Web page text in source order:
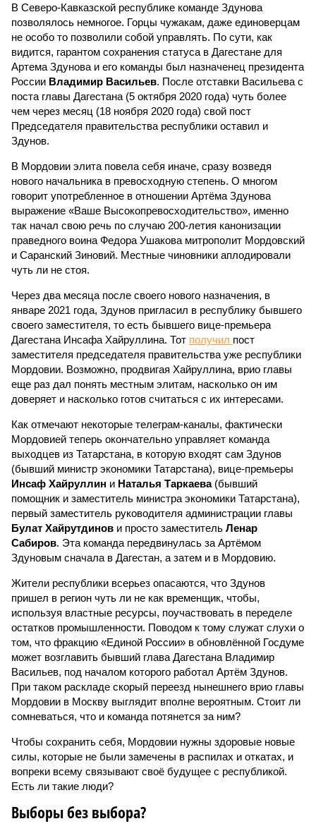
В Северо-Кавказской республике команде Здунова
позволялось немногое. Горцы чужакам, даже единоверцам
не особо то позволили собой управлять. По сути, как
видится, гарантом сохранения статуса в Дагестане для
Артема Здунова и его команды был назначенец президента
России Владимир Васильев. После отставки Васильева с
поста главы Дагестана (5 октября 2020 года) чуть более
чем через месяц (18 ноября 2020 года) свой пост
Председателя правительства республики оставил и
Здунов.
В Мордовии элита повела себя иначе, сразу возведя
нового начальника в превосходную степень. О многом
говорит употребленное в отношении Артёма Здунова
выражение «Ваше Высокопревосходительство», именно
так начал свою речь по случаю 200-летия канонизации
праведного воина Федора Ушакова митрополит Мордовский
и Саранский Зиновий. Местные чиновники аплодировали
чуть ли не стоя.
Через два месяца после своего нового назначения, в
январе 2021 года, Здунов пригласил в республику бывшего
своего заместителя, то есть бывшего вице-премьера
Дагестана Инсафа Хайруллина. Тот получил пост
заместителя председателя правительства уже республики
Мордовии. Возможно, продвигая Хайруллина, врио главы
еще раз дал понять местным элитам, насколько он им
доверяет и насколько готов считаться с их интересами.
Как отмечают некоторые телеграм-каналы, фактически
Мордовией теперь окончательно управляет команда
выходцев из Татарстана, в которую входят сам Здунов
(бывший министр экономики Татарстана), вице-премьеры
Инсаф Хайруллин и Наталья Таркаева(бывший
помощник и заместитель министра экономики Татарстана),
первый заместитель руководителя администрации главы
Булат Хайрутдинов и просто заместитель Ленар
Сабиров. Эта команда передвинулась за Артёмом
Здуновым сначала в Дагестан, а затем и в Мордовию.
Жители республики всерьез опасаются, что Здунов
пришел в регион чуть ли не как временщик, чтобы,
используя властные ресурсы, поучаствовать в переделе
остатков промышленности. Поводом к тому служат слухи о
том, что фракцию «Единой России» в обновлённой Госдуме
может возглавить бывший глава Дагестана Владимир
Васильев, под началом которого работал Артём Здунов.
При таком раскладе скорый переезд нынешнего врио главы
Мордовии в Москву выглядит вполне вероятным. Стоит ли
сомневаться, что и команда потянется за ним?
Чтобы сохранить себя, Мордовии нужны здоровые новые
силы, которые не были замечены в распилах и откатах, и
вопреки всему связывают своё будущее с республикой.
Есть ли такие люди?
Выборы без выбора?